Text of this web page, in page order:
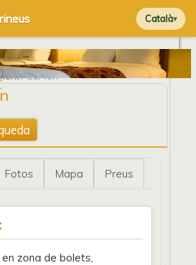
Català
/ Cal Ton
Fotos Mapa Preus
zona de bolets,